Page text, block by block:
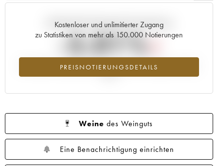
Kostenloser und unlimitierter Zugang
zu Statistiken von mehr als 150.000 Notierungen
PREISNOTIERUNGSDETAILS
Aktuelle Entwicklung der Preisnotierung
-5.01%
Preisabfall des Jahrgangs 2013 im Jahr 2026 im Vergleich zum Jahr
Weine des Weinguts
Eine Benachrichtigung einrichten